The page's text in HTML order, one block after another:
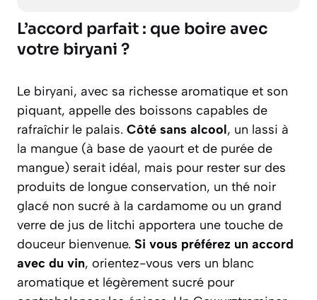
L’accord parfait : que boire avec
votre biryani ?
Le biryani, avec sa richesse aromatique et son
piquant, appelle des boissons capables de
rafraîchir le palais. Côté sans alcool, un lassi à
la mangue (à base de yaourt et de purée de
mangue) serait idéal, mais pour rester sur des
produits de longue conservation, un thé noir
glacé non sucré à la cardamome ou un grand
verre de jus de litchi apportera une touche de
douceur bienvenue. Si vous préférez un accord
avec du vin, orientez-vous vers un blanc
aromatique et légèrement sucré pour